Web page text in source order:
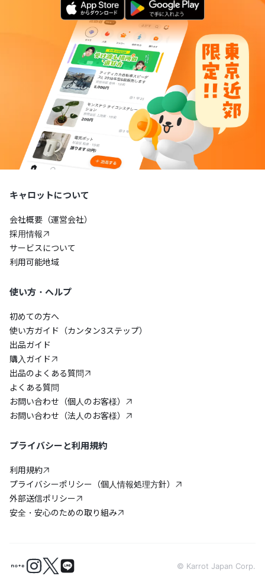
キャロットについて
会社概要（運営会社）
採用情報
サービスについて
利用可能地域
使い方・ヘルプ
初めての方へ
使い方ガイド（カンタン3ステップ）
出品ガイド
購入ガイド
出品のよくある質問
よくある質問
お問い合わせ（個人のお客様）
お問い合わせ（法人のお客様）
プライバシーと利用規約
利用規約
プライバシーポリシー（個人情報処理方針）
外部送信ポリシー
安全・安心のための取り組み
© Karrot Japan Corp.